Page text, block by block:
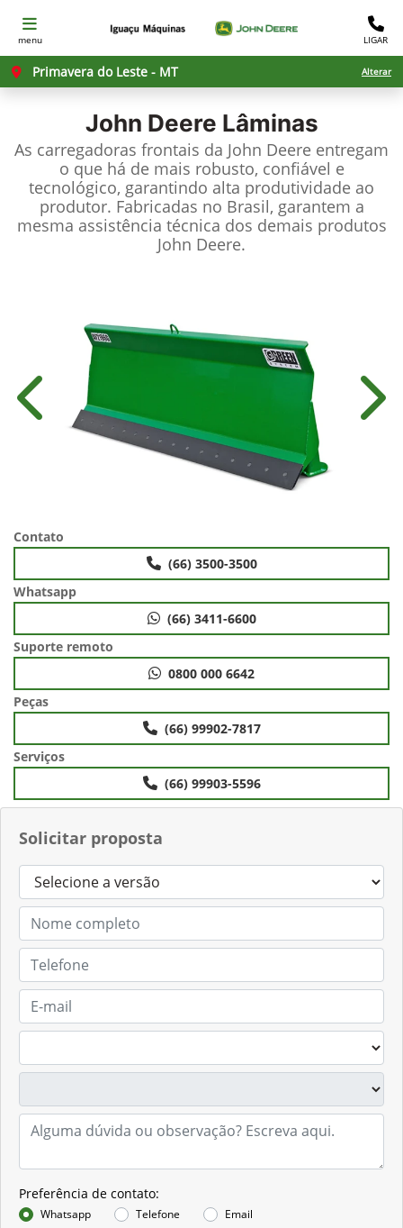
menu LIGAR
Primavera do Leste - MT Alterar
John Deere Lâminas
As carregadoras frontais da John Deere entregam
o que há de mais robusto, confiável e
tecnológico, garantindo alta produtividade ao
produtor. Fabricadas no Brasil, garantem a
mesma assistência técnica dos demais produtos
John Deere.
Solicitar proposta
Preferência de contato:
Whatsapp Telefone Email
Anterior
Contato
(66) 3500-3500
Whatsapp
(66) 3411-6600
Suporte remoto
0800 000 6642
Peças
(66) 99902-7817
Serviços
(66) 99903-5596